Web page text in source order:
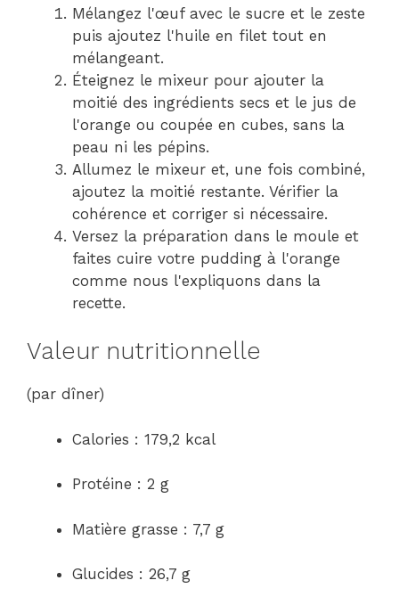
Mélangez l'œuf avec le sucre et le zeste
puis ajoutez l'huile en filet tout en
mélangeant.
Éteignez le mixeur pour ajouter la
moitié des ingrédients secs et le jus de
l'orange ou coupée en cubes, sans la
peau ni les pépins.
Allumez le mixeur et, une fois combiné,
ajoutez la moitié restante. Vérifier la
cohérence et corriger si nécessaire.
Versez la préparation dans le moule et
faites cuire votre pudding à l'orange
comme nous l'expliquons dans la
recette.
Valeur nutritionnelle
(par dîner)
Calories : 179,2 kcal
Protéine : 2 g
Matière grasse : 7,7 g
Glucides : 26,7 g